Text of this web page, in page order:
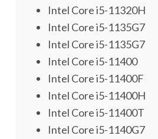
Intel Core i5-11320H
Intel Core i5-1135G7
Intel Core i5-1135G7
Intel Core i5-11400
Intel Core i5-11400F
Intel Core i5-11400H
Intel Core i5-11400T
Intel Core i5-1140G7